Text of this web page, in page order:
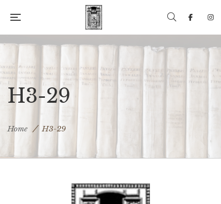
H3-29
Home H3-29